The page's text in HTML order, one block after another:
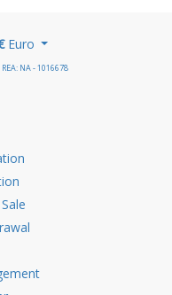
Euro
REA: NA - 1016678